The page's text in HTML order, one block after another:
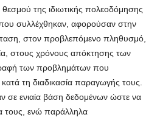
της ιδιωτικής πολεοδόμησης
συλλέχθηκαν, αφορούσαν στην
στον προβλεπόμενο πληθυσμό,
στους χρόνους απόκτησης των
των προβλημάτων που
κατά τη διαδικασία παραγωγής τους.
σε ενιαία βάση δεδομένων ώστε να
τους, ενώ παράλληλα